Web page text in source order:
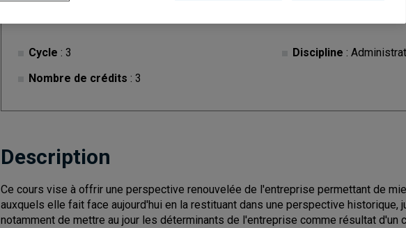
Cycle : 3
Nombre de crédits : 3
Discipline :
Description
Ce cours vise à offrir une perspective renouvelée de l'entreprise permettant de
auxquels elle fait face aujourd'hui en la restituant dans une perspective historique,
notamment de mettre au jour les déterminants de l'entreprise comme résultat d'un